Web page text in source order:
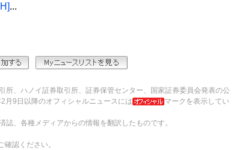
...
、ハノイ証券取引所、証券保管センター、国家証券委員会発表の公
月9日以降のオフィシャルニュースには
マークを表示してい
、各種メディアからの情報を翻訳したものです。
認ください。